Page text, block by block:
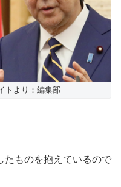
トより：編集部
たものを抱えているので